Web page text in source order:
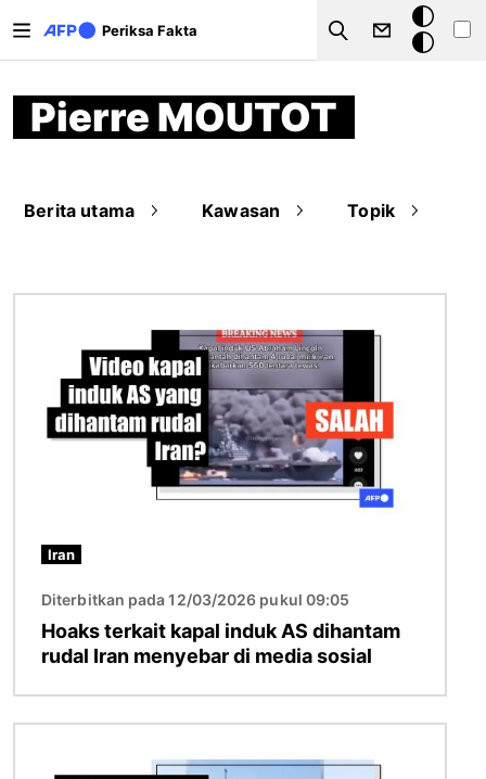
Periksa Fakta
Search
Mode
gelap
Pierre MOUTOT
Berita utama Kawasan Topik
Iran
Diterbitkan pada 12/03/2026 pukul 09:05
Hoaks terkait kapal induk AS dihantam
rudal Iran menyebar di media sosial